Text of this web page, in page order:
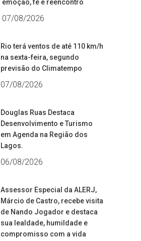
emoção, fé e reencontro
07/08/2026
Rio terá ventos de até 110 km/h
na sexta-feira, segundo
previsão do Climatempo
07/08/2026
Douglas Ruas Destaca
Desenvolvimento e Turismo
em Agenda na Região dos
Lagos.
06/08/2026
Assessor Especial da ALERJ,
Márcio de Castro, recebe visita
de Nando Jogador e destaca
sua lealdade, humildade e
compromisso com a vida